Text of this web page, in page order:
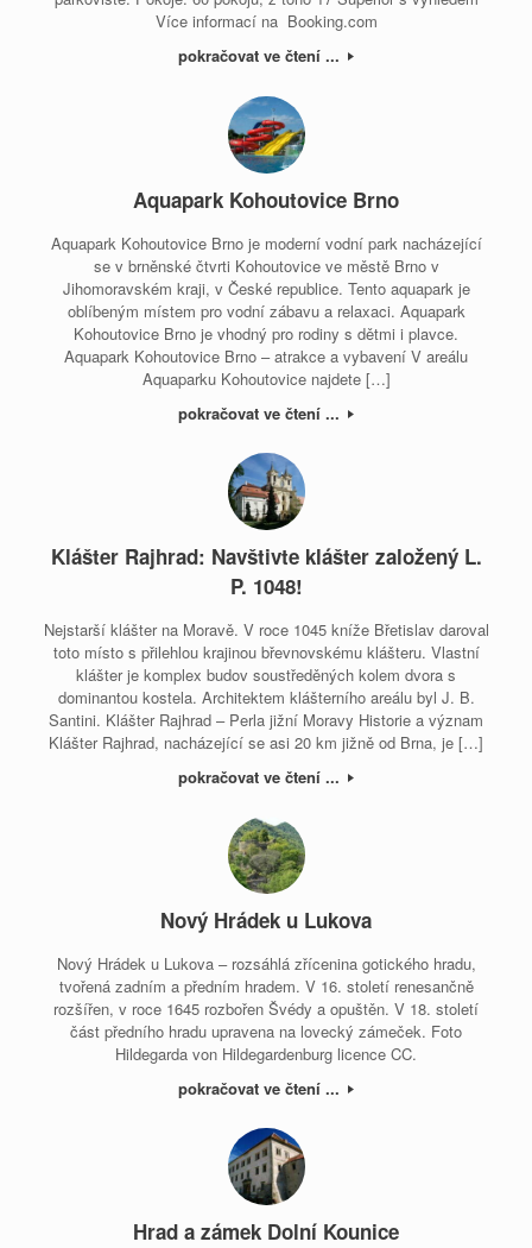
Více informací na Booking.com
pokračovat ve čtení ...
Aquapark Kohoutovice Brno
Aquapark Kohoutovice Brno je moderní vodní park nacházející
se v brněnské čtvrti Kohoutovice ve městě Brno v
Jihomoravském kraji, v České republice. Tento aquapark je
oblíbeným místem pro vodní zábavu a relaxaci. Aquapark
Kohoutovice Brno je vhodný pro rodiny s dětmi i plavce.
Aquapark Kohoutovice Brno – atrakce a vybavení V areálu
Aquaparku Kohoutovice najdete […]
pokračovat ve čtení ...
Klášter Rajhrad: Navštivte klášter založený L.
P. 1048!
Nejstarší klášter na Moravě. V roce 1045 kníže Břetislav daroval
toto místo s přilehlou krajinou břevnovskému klášteru. Vlastní
klášter je komplex budov soustředěných kolem dvora s
dominantou kostela. Architektem klášterního areálu byl J. B.
Santini. Klášter Rajhrad – Perla jižní Moravy Historie a význam
Klášter Rajhrad, nacházející se asi 20 km jižně od Brna, je […]
pokračovat ve čtení ...
Nový Hrádek u Lukova
Nový Hrádek u Lukova – rozsáhlá zřícenina gotického hradu,
tvořená zadním a předním hradem. V 16. století renesančně
rozšířen, v roce 1645 rozbořen Švédy a opuštěn. V 18. století
část předního hradu upravena na lovecký zámeček. Foto
Hildegarda von Hildegardenburg licence CC.
pokračovat ve čtení ...
Hrad a zámek Dolní Kounice